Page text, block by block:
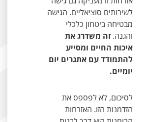
לשירותים סוציאליים. הגישה
מבטיחה ביטחון כלכלי
והגנה.זה משדרג את
איכות החיים ומסייע
להתמודד עם אתגרים יום
יומיים.
לסיכום, לא לפספס את
הזדמנות הזו. האזרחות